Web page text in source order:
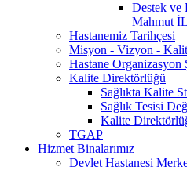
Destek ve
Mahmut
Hastanemiz Tarihçesi
Misyon - Vizyon -
Hastane Organizasyon
Kalite Direktörlüğü
Sağlıkta Kalite
Sağlık Tesisi
Kalite
TGAP
Hizmet Binalarımız
Devlet Hastanesi